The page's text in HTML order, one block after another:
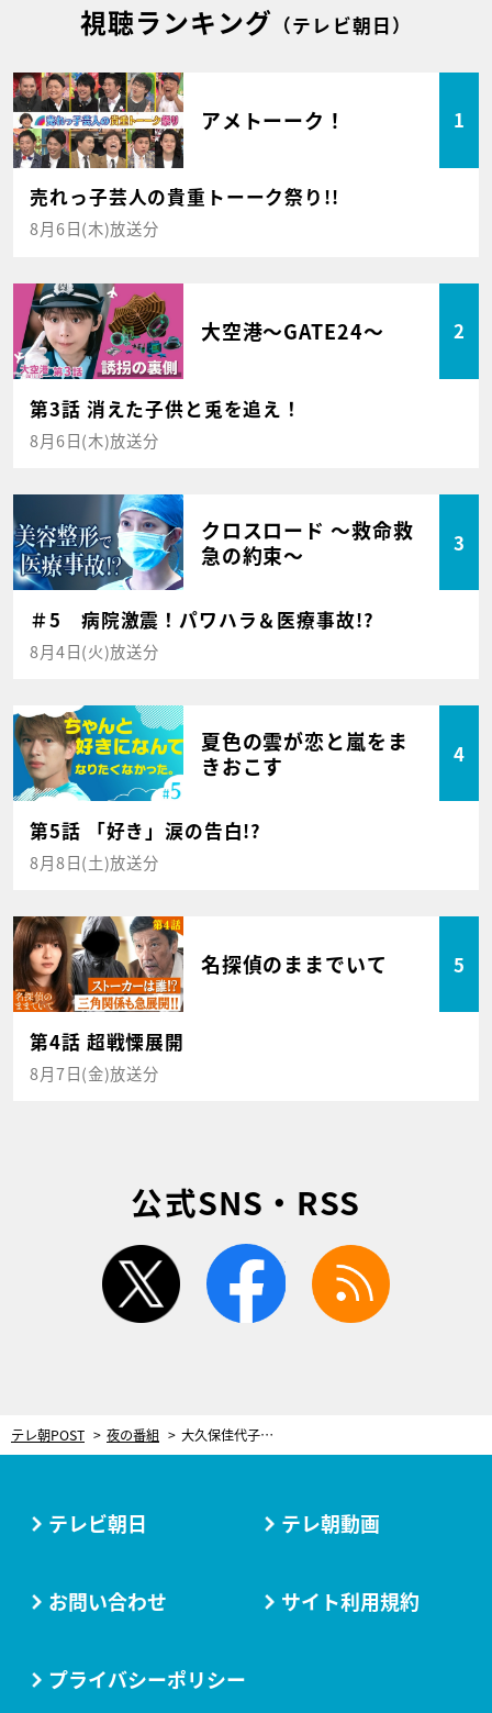
視聴ランキング （テレビ朝日）
アメトーーク！ 1
売れっ子芸人の貴重トーーク祭り!!
8月6日(木)放送分
大空港～GATE24～ 2
第3話 消えた子供と兎を追え！
8月6日(木)放送分
クロスロード ～救命救
急の約束～
3
＃5 病院激震！パワハラ＆医療事故!?
8月4日(火)放送分
夏色の雲が恋と嵐をま
きおこす
4
第5話 「好き」涙の告白!?
8月8日(土)放送分
名探偵のままでいて 5
第4話 超戦慄展開
8月7日(金)放送分
公式SNS・RSS
twitter facebook
テレ朝POST 夜の番組 大久保佳代子、内藤剛志も絶賛の演技力！『捜査一課長』SPで“事件の鍵を握る女”に
テレビ朝日 テレ朝動画
お問い合わせ サイト利用規約
プライバシーポリシー